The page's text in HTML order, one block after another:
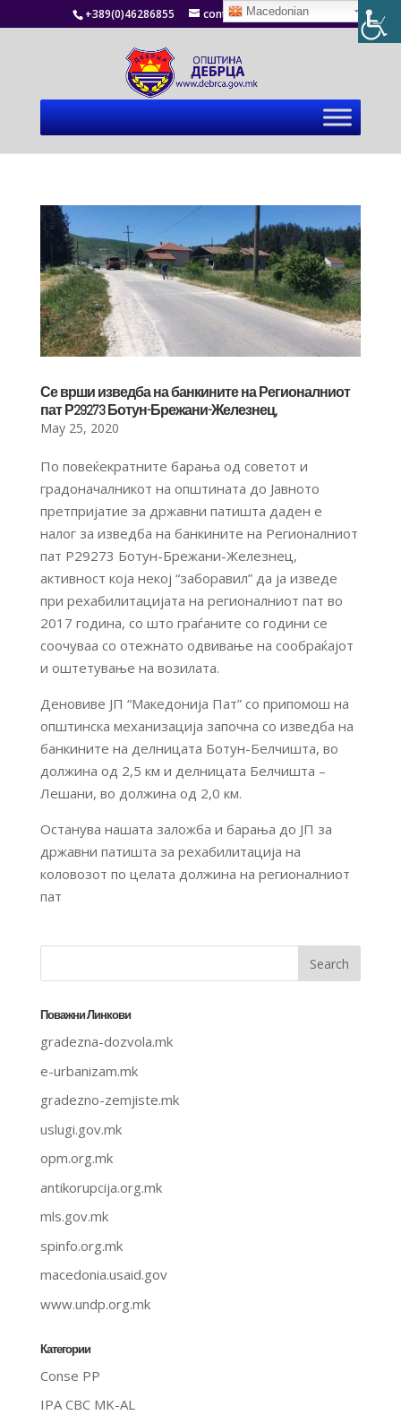
+389(0)46286855 contact@debrca.gov.mk
Се врши изведба на банкините на Регионалниот
пат Р29273 Ботун-Брежани-Железнец,
May 25, 2020
По повеќекратните барања од советот и
градоначалникот на општината до Јавното
претпријатие за државни патишта даден е
налог за изведба на банкините на Регионалниот
пат Р29273 Ботун-Брежани-Железнец,
активност која некој “заборавил” да ја изведе
при рехабилитацијата на регионалниот пат во
2017 година, со што граѓаните со години се
соочуваа со отежнато одвивање на сообраќајот
и оштетување на возилата.
Деновиве ЈП “Македонија Пат” со припомош на
општинска механизација започна со изведба на
банкините на делницата Ботун-Белчишта, во
должина од 2,5 км и делницата Белчишта –
Лешани, во должина од 2,0 км.
Останува нашата заложба и барања до ЈП за
државни патишта за рехабилитација на
коловозот по целата должина на регионалниот
пат
Поважни Линкови
gradezna-dozvola.mk
e-urbanizam.mk
gradezno-zemjiste.mk
uslugi.gov.mk
opm.org.mk
antikorupcija.org.mk
mls.gov.mk
spinfo.org.mk
macedonia.usaid.gov
www.undp.org.mk
Категории
Conse PP
IPA CBC MK-AL
Macedonian